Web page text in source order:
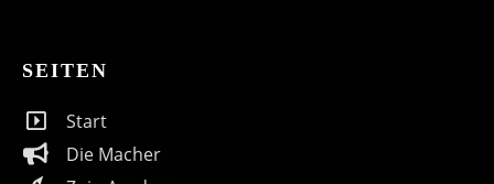
SEITEN
Start
Die Macher